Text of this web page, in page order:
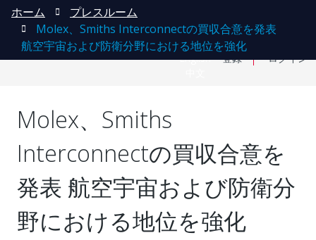
English
登録 ログイン
ホーム
プレスルーム
Molex、Smiths Interconnectの買収合意を発表
航空宇宙および防衛分野における地位を強化
Molex、Smiths
Interconnectの買収合意を
発表 航空宇宙および防衛分
野における地位を強化